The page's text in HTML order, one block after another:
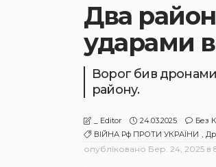
Два
ударами
Ворог бив дронами
району.
_ Editor 24.03.2025 Без
ВІЙНА Рф ПРОТИ УКРАЇНИ
опубліковано Бер. 24, 2025 в